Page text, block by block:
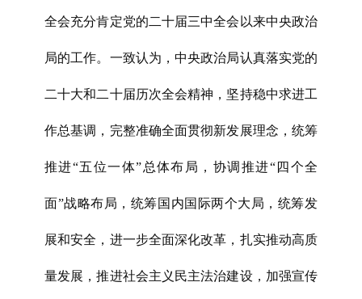
全会充分肯定党的二十届三中全会以来中央政治
局的工作。一致认为，中央政治局认真落实党的
二十大和二十届历次全会精神，坚持稳中求进工
作总基调，完整准确全面贯彻新发展理念，统筹
推进“五位一体”总体布局，协调推进“四个全
面”战略布局，统筹国内国际两个大局，统筹发
展和安全，进一步全面深化改革，扎实推动高质
量发展，推进社会主义民主法治建设，加强宣传